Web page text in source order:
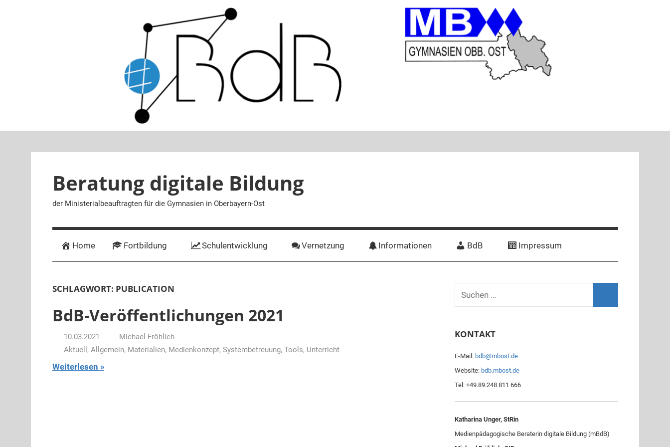
Beratung digitale Bildung
der Ministerialbeauftragten für die Gymnasien in Oberbayern-Ost
Home Fortbildung Schulentwicklung Vernetzung Informationen BdB Impressum
SCHLAGWORT: PUBLICATION
BdB-Veröffentlichungen 2021
10.03.2021
Michael Fröhlich
Aktuell , Allgemein, Materialien, Medienkonzept, Systembetreuung, Tools, Unterricht
Weiterlesen
u
h
h
:
KONTAKT
E-Mail: bdb@mbost.de
Website: bdb.mbost.de
Tel: +49.89.248 811 666
Katharina Unger, StRin
Medienpädagogische Beraterin digitale Bildung (mBdB)